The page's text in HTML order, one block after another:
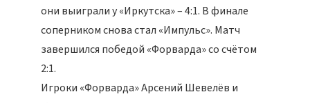
они выиграли у «Иркутска» – 4:1. В финале
соперником снова стал «Импульс». Матч
завершился победой «Форварда» со счётом
2:1.
Игроки «Форварда» Арсений Шевелёв и